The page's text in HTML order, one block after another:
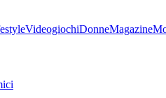
VideogiochiDonneMagazine